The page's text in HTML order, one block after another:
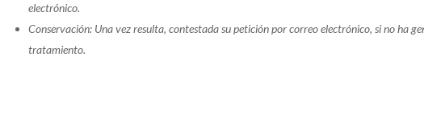
electrónico.
Conservación: Una vez resulta, contestada su petición por correo electrónico, si no ha
tratamiento.